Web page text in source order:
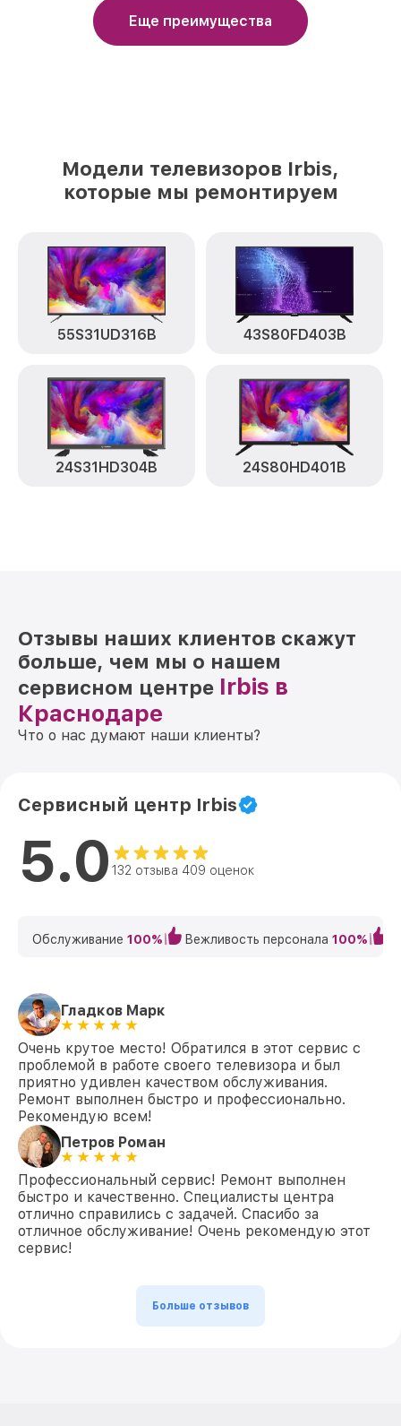
Еще преимущества
Модели телевизоров Irbis,
которые мы ремонтируем
55S31UD316B 43S80FD403B
24S31HD304B 24S80HD401B
Отзывы наших клиентов скажут
больше, чем мы о нашем
сервисном центре Irbis в
Краснодаре
Что о нас думают наши клиенты?
Сервисный центр Irbis
5.0 132 отзыва 409 оценок
Обслуживание 100% Вежливость персонала 100%
Гладков Марк
Очень крутое место! Обратился в этот сервис с
проблемой в работе своего телевизора и был
приятно удивлен качеством обслуживания.
Ремонт выполнен быстро и профессионально.
Рекомендую всем!
Петров Роман
Профессиональный сервис! Ремонт выполнен
быстро и качественно. Специалисты центра
отлично справились с задачей. Спасибо за
отличное обслуживание! Очень рекомендую этот
сервис!
Больше отзывов